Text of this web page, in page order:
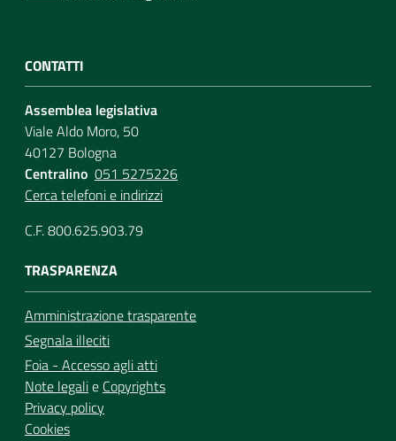
CONTATTI
Assemblea legislativa
Viale Aldo Moro, 50
40127 Bologna
Centralino 051 5275226
Cerca telefoni e indirizzi
C.F. 800.625.903.79
TRASPARENZA
Amministrazione trasparente
Segnala illeciti
Foia - Accesso agli atti
Note legalie Copyrights
Privacy policy
Cookies